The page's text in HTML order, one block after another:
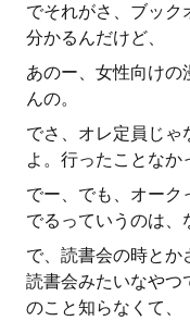
でそれがさ、ブック
分かるんだけど、
あのー、女性向けの
んの。
でさ、オレ定員じ
よ。行ったことなか
でー、でも、オーク
でるっていうのは、
で、読書会の時と
読書会みたいなやつ
のこと知らなくて、